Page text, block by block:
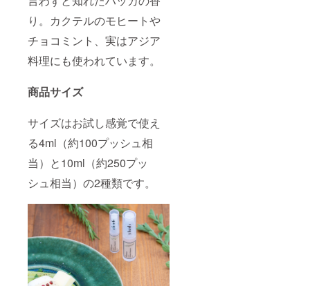
り。カクテルのモヒートや
チョコミント、実はアジア
料理にも使われています。
商品サイズ
サイズはお試し感覚で使え
る4ml（約100プッシュ相
当）と10ml（約250プッ
シュ相当）の2種類です。